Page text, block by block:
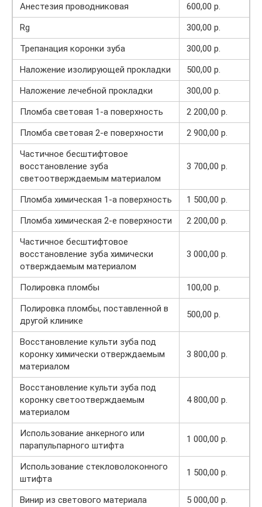
Анестезия проводниковая
600,00 р.
Rg
300,00 р.
Трепанация коронки зуба
300,00 р.
Наложение изолирующей прокладки
500,00 р.
Наложение лечебной прокладки
300,00 р.
Пломба световая 1-а поверхность
2 200,00 р.
Пломба световая 2-е поверхности
2 900,00 р.
Частичное бесштифтовое
восстановление зуба
светоотверждаемым материалом
3 700,00 р.
Пломба химическая 1-а поверхность
1 500,00 р.
Пломба химическая 2-е поверхности
2 200,00 р.
Частичное бесштифтовое
восстановление зуба химически
отверждаемым материалом
3 000,00 р.
Полировка пломбы
100,00 р.
Полировка пломбы, поставленной в
другой клинике
500,00 р.
Восстановление культи зуба под
коронку химически отверждаемым
материалом
3 800,00 р.
Восстановление культи зуба под
коронку светоотверждаемым
материалом
4 800,00 р.
Использование анкерного или
парапульпарного штифта
1 000,00 р.
Использование стекловолоконного
штифта
1 500,00 р.
Винир из светового материала
5 000,00 р.